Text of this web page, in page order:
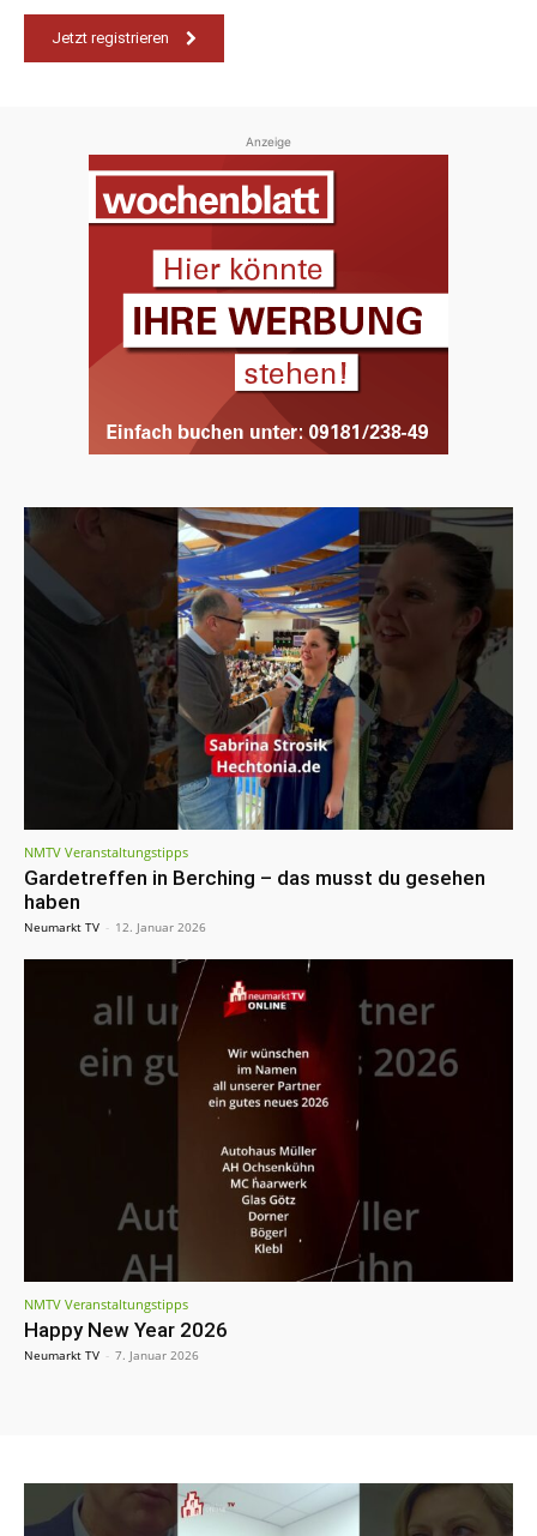
Jetzt registrieren
Anzeige
NMTV Veranstaltungstipps
Gardetreffen in Berching – das musst du gesehen
haben
Neumarkt TV - 12. Januar 2026
NMTV Veranstaltungstipps
Happy New Year 2026
Neumarkt TV - 7. Januar 2026